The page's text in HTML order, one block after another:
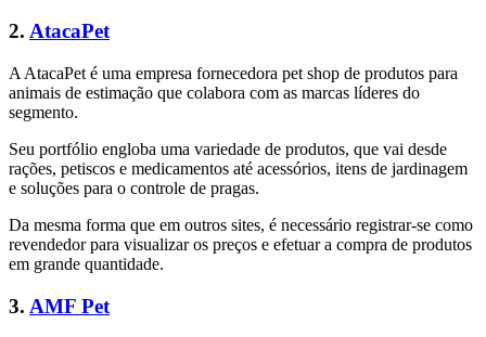
2. AtacaPet
A AtacaPet é uma empresa fornecedora pet shop de produtos para
animais de estimação que colabora com as marcas líderes do
segmento.
Seu portfólio engloba uma variedade de produtos, que vai desde
rações, petiscos e medicamentos até acessórios, itens de jardinagem
e soluções para o controle de pragas.
Da mesma forma que em outros sites, é necessário registrar-se como
revendedor para visualizar os preços e efetuar a compra de produtos
em grande quantidade.
3. AMF Pet